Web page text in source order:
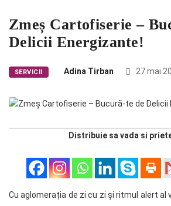
Zmeș Cartofiserie –
Delicii Energizante!
SERVICII Adina Tirban 27 mai
Distribuie sa vada si
Cu aglomerația de zi cu zi și ritmul alert al